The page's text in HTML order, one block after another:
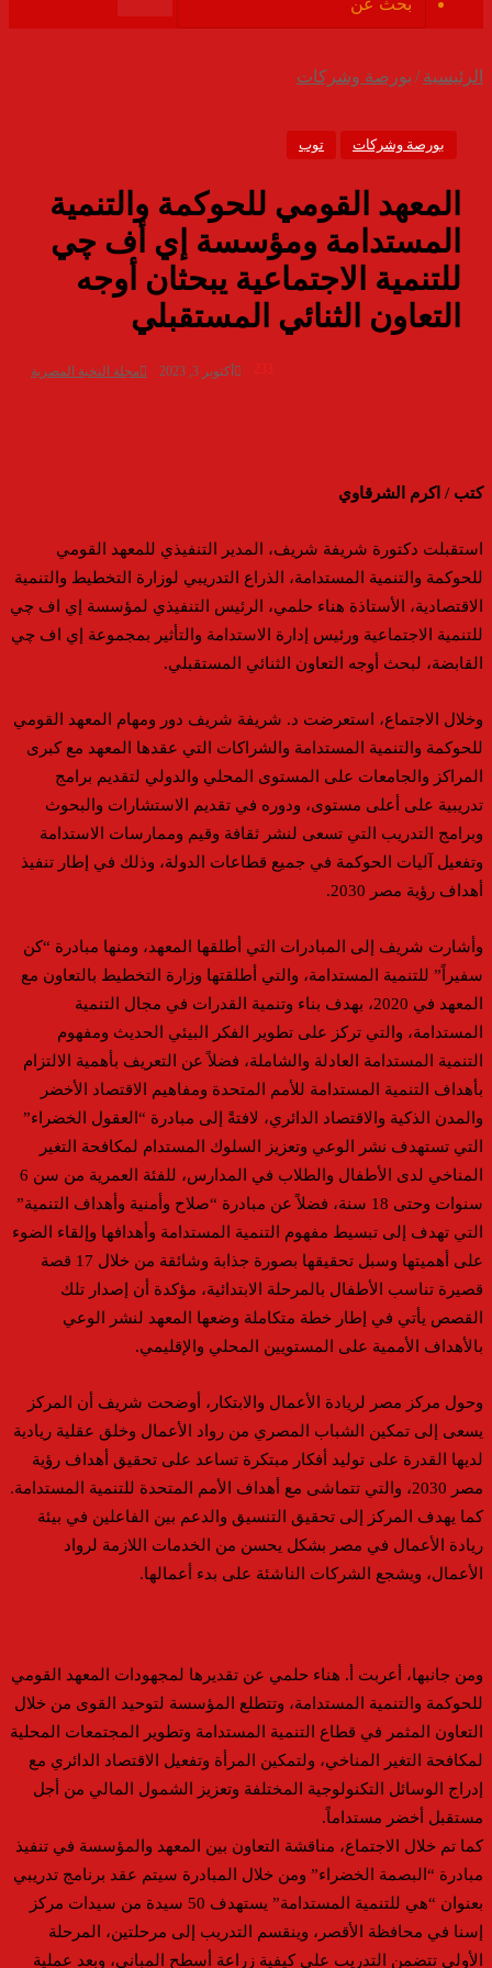
الموقع
الرئيسية / بورصة وشركات
بورصة وشركات توب
المعهد القومي للحوكمة والتنمية
المستدامة ومؤسسة إي أف چي
للتنمية الاجتماعية يبحثان أوجه
التعاون الثنائي المستقبلي
مجلة النخبة المصرية أكتوبر 3, 2023 233
كتب / اكرم الشرقاوي
استقبلت دكتورة شريفة شريف، المدير التنفيذي للمعهد القومي
للحوكمة والتنمية المستدامة، الذراع التدريبي لوزارة التخطيط والتنمية
الاقتصادية، الأستاذة هناء حلمي، الرئيس التنفيذي لمؤسسة إي اف چي
للتنمية الاجتماعية ورئيس إدارة الاستدامة والتأثير بمجموعة إي اف چي
القابضة، لبحث أوجه التعاون الثنائي المستقبلي.
وخلال الاجتماع، استعرضت د. شريفة شريف دور ومهام المعهد القومي
للحوكمة والتنمية المستدامة والشراكات التي عقدها المعهد مع كبرى
المراكز والجامعات على المستوى المحلي والدولي لتقديم برامج
تدريبية على أعلى مستوى، ودوره في تقديم الاستشارات والبحوث
وبرامج التدريب التي تسعى لنشر ثقافة وقيم وممارسات الاستدامة
وتفعيل آليات الحوكمة في جميع قطاعات الدولة، وذلك في إطار تنفيذ
أهداف رؤية مصر 2030.
وأشارت شريف إلى المبادرات التي أطلقها المعهد، ومنها مبادرة “كن
سفيراً” للتنمية المستدامة، والتي أطلقتها وزارة التخطيط بالتعاون مع
المعهد في 2020، بهدف بناء وتنمية القدرات في مجال التنمية
المستدامة، والتي تركز على تطوير الفكر البيئي الحديث ومفهوم
التنمية المستدامة العادلة والشاملة، فضلاً عن التعريف بأهمية الالتزام
بأهداف التنمية المستدامة للأمم المتحدة ومفاهيم الاقتصاد الأخضر
والمدن الذكية والاقتصاد الدائري، لافتةً إلى مبادرة “العقول الخضراء”
التي تستهدف نشر الوعي وتعزيز السلوك المستدام لمكافحة التغير
المناخي لدى الأطفال والطلاب في المدارس، للفئة العمرية من سن 6
سنوات وحتى 18 سنة، فضلاً عن مبادرة “صلاح وأمنية وأهداف التنمية”
التي تهدف إلى تبسيط مفهوم التنمية المستدامة وأهدافها وإلقاء الضوء
على أهميتها وسبل تحقيقها بصورة جذابة وشائقة من خلال 17 قصة
قصيرة تناسب الأطفال بالمرحلة الابتدائية، مؤكدة أن إصدار تلك
القصص يأتي في إطار خطة متكاملة وضعها المعهد لنشر الوعي
بالأهداف الأممية على المستويين المحلي والإقليمي.
وحول مركز مصر لريادة الأعمال والابتكار، أوضحت شريف أن المركز
يسعى إلى تمكين الشباب المصري من رواد الأعمال وخلق عقلية ريادية
لديها القدرة على توليد أفكار مبتكرة تساعد على تحقيق أهداف رؤية
مصر 2030، والتي تتماشى مع أهداف الأمم المتحدة للتنمية المستدامة.
كما يهدف المركز إلى تحقيق التنسيق والدعم بين الفاعلين في بيئة
ريادة الأعمال في مصر بشكل يحسن من الخدمات اللازمة لرواد
الأعمال، ويشجع الشركات الناشئة على بدء أعمالها.
ومن جانبها، أعربت أ. هناء حلمي عن تقديرها لمجهودات المعهد القومي
للحوكمة والتنمية المستدامة، وتتطلع المؤسسة لتوحيد القوى من خلال
التعاون المثمر في قطاع التنمية المستدامة وتطوير المجتمعات المحلية
لمكافحة التغير المناخي، ولتمكين المرأة وتفعيل الاقتصاد الدائري مع
إدراج الوسائل التكنولوجية المختلفة وتعزيز الشمول المالي من أجل
مستقبل أخضر مستداماً.
كما تم خلال الاجتماع، مناقشة التعاون بين المعهد والمؤسسة في تنفيذ
مبادرة “البصمة الخضراء” ومن خلال المبادرة سيتم عقد برنامج تدريبي
بعنوان “هي للتنمية المستدامة” يستهدف 50 سيدة من سيدات مركز
إسنا في محافظة الأقصر، وينقسم التدريب إلى مرحلتين، المرحلة
الأولى تتضمن التدريب على كيفية زراعة أسطح المباني، وبعد عملية